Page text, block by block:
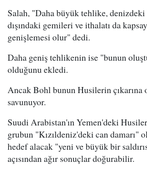
Salah, "Daha büyük tehlike,
dışındaki gemileri ve ithalatı da
genişlemesi olur" dedi.
Daha geniş tehlikenin ise "bunun
olduğunu ekledi.
Ancak Bohl bunun Husilerin çıkarına
savunuyor.
Suudi Arabistan'ın Yemen'deki
grubun "Kızıldeniz'deki can damarı"
hedef alacak "yeni ve büyük bir
açısından ağır sonuçlar doğurabilir.